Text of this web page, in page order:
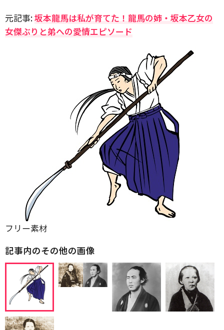
元記事:坂本龍馬は私が育てた！龍馬の姉・坂本乙女の
女傑ぶりと弟への愛情エピソード
フリー素材
記事内のその他の画像